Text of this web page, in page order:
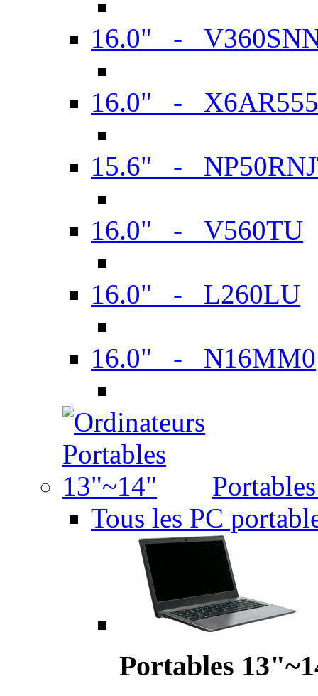
16.0" -
16.0" -
15.6" -
16.0" - V560TU
16.0" - L260LU
16.0" - N16MM0
Tous les PC
Portables